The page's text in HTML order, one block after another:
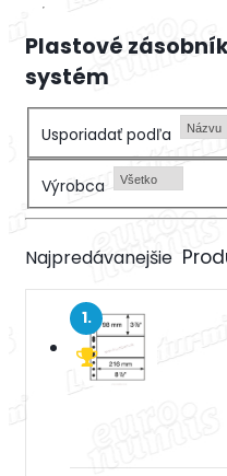
Plastové
systém
Usporiadať podľa Názvu
Výrobca Všetko
Najpredávanejšie
1.